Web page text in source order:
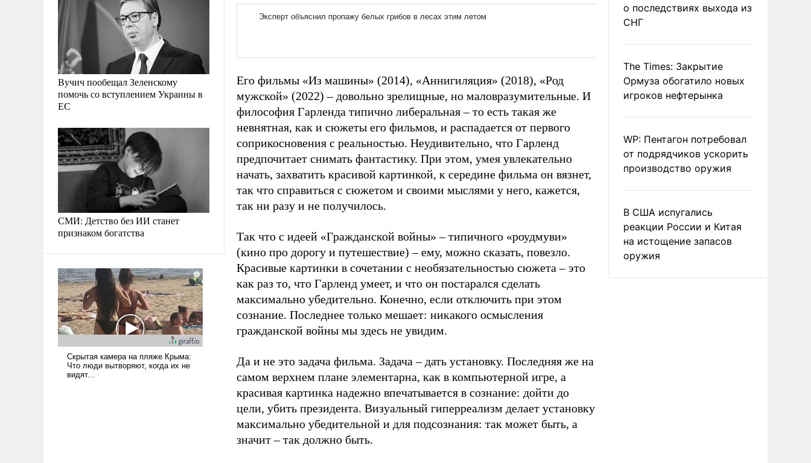
Вучич пообещал Зеленскому
помочь со вступлением Украины в
ЕС
СМИ: Детство без ИИ станет
признаком богатства
Его фильмы «Из машины» (2014), «Аннигиляция» (2018), «Род
мужской» (2022) – довольно зрелищные, но маловразумительные. И
философия Гарленда типично либеральная – то есть такая же
невнятная, как и сюжеты его фильмов, и распадается от первого
соприкосновения с реальностью. Неудивительно, что Гарленд
предпочитает снимать фантастику. При этом, умея увлекательно
начать, захватить красивой картинкой, к середине фильма он вязнет,
так что справиться с сюжетом и своими мыслями у него, кажется,
так ни разу и не получилось.
Так что с идеей «Гражданской войны» – типичного «роудмуви»
(кино про дорогу и путешествие) – ему, можно сказать, повезло.
Красивые картинки в сочетании с необязательностью сюжета – это
как раз то, что Гарленд умеет, и что он постарался сделать
максимально убедительно. Конечно, если отключить при этом
сознание. Последнее только мешает: никакого осмысления
гражданской войны мы здесь не увидим.
Да и не это задача фильма. Задача – дать установку. Последняя же на
самом верхнем плане элементарна, как в компьютерной игре, а
красивая картинка надежно впечатывается в сознание: дойти до
цели, убить президента. Визуальный гиперреализм делает установку
максимально убедительной и для подсознания: так может быть, а
значит – так должно быть.
о последствиях выхода из
СНГ
The Times: Закрытие
Ормуза обогатило новых
игроков нефтерынка
WP: Пентагон потребовал
от подрядчиков ускорить
производство оружия
В США испугались
реакции России и Китая
на истощение запасов
оружия